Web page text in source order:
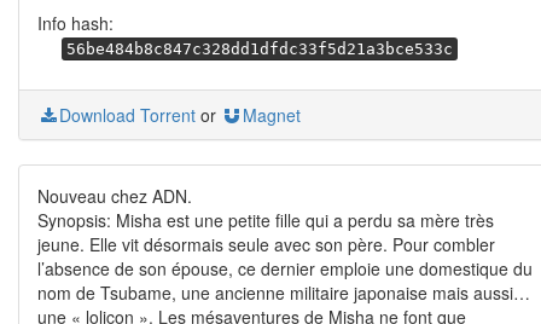
Info hash:
56be484b8c847c328dd1dfdc33f5d21a3bce533c
Download Torrent or Magnet
Nouveau chez ADN.
Synopsis: Misha est une petite fille qui a perdu sa mère très
jeune. Elle vit désormais seule avec son père. Pour combler
l’absence de son épouse, ce dernier emploie une domestique du
nom de Tsubame, une ancienne militaire japonaise mais aussi…
une « lolicon ». Les mésaventures de Misha ne font que